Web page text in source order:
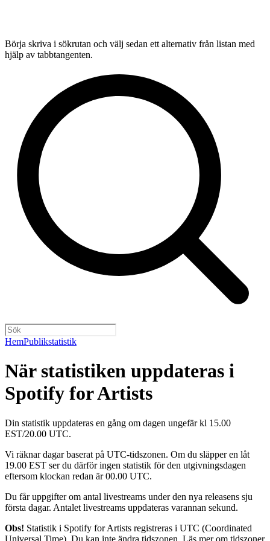
Börja skriva i sökrutan och välj sedan ett alternativ från listan med
hjälp av tabbtangenten.
HemPublikstatistik
När statistiken uppdateras i
Spotify for Artists
Din statistik uppdateras en gång om dagen ungefär kl 15.00
EST/20.00 UTC.
Vi räknar dagar baserat på UTC-tidszonen. Om du släpper en låt
19.00 EST ser du därför ingen statistik för den utgivningsdagen
eftersom klockan redan är 00.00 UTC.
Du får uppgifter om antal livestreams under den nya releasens sju
första dagar. Antalet livestreams uppdateras varannan sekund.
Obs! Statistik i Spotify for Artists registreras i UTC (Coordinated
Universal Time). Du kan inte ändra tidszonen. Läs mer om tidszoner